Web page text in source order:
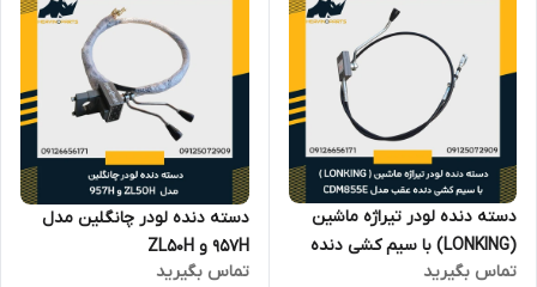
دسته دنده لودر تیراژه ماشین
(LONKING) با سیم کشی دنده
عقب مدل CDM855E
تماس بگیرید
دسته دنده لودر چانگلین مدل
957H و ZL50H
تماس بگیرید